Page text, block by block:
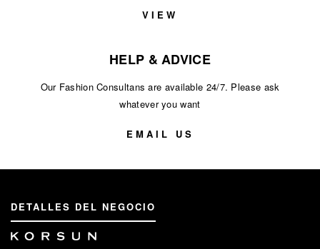
VIEW
HELP & ADVICE
Our Fashion Consultans are available 24/7. Please ask
whatever you want
EMAIL US
DETALLES DEL NEGOCIO